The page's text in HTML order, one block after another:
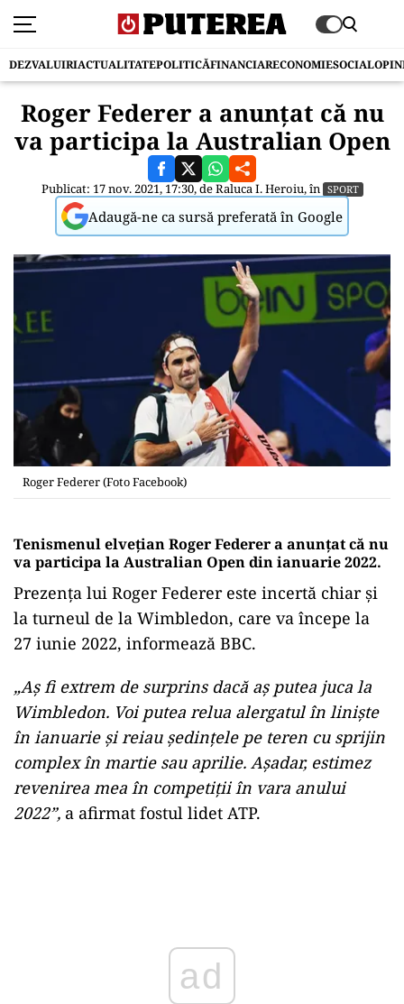
DEZVALUIRIACTUALITATEPOLITICĂFINANCIARECONOMIESOCIAL
Roger Federer a anunţat că nu
va participa la Australian Open
Publicat: 17 nov. 2021, 17:30, deRaluca I. Heroiu, în SPORT
Adaugă-ne ca sursă preferată în Google
Roger Federer (Foto Facebook)
Tenismenul elveţian Roger Federer a anunţat că nu
va participa la Australian Open din ianuarie 2022.
Prezenţa lui Roger Federer este incertă chiar şi
la turneul de la Wimbledon, care va începe la
27 iunie 2022, informează BBC.
„Aş fi extrem de surprins dacă aş putea juca la
Wimbledon. Voi putea relua alergatul în linişte
în ianuarie şi reiau şedinţele pe teren cu sprijin
complex în martie sau aprilie. Aşadar, estimez
revenirea mea în competiţii în vara anului
2022”, a afirmat fostul lidet ATP.